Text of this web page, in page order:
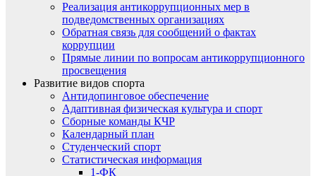
Реализация антикоррупционных мер в
подведомственных организациях
Обратная связь для сообщений о фактах
коррупции
Прямые линии по вопросам антикоррупционного
просвещения
Развитие видов спорта
Антидопинговое обеспечение
Адаптивная физическая культура и спорт
Сборные команды КЧР
Календарный план
Студенческий спорт
Статистическая информация
1-ФК